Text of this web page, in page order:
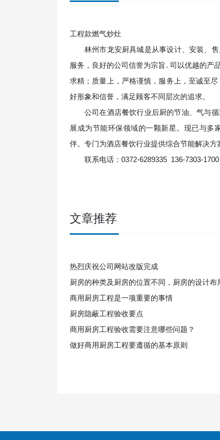
工程款燃气炒灶
林州市龙安厨具城是从事设计、安装、
服务，良好的公司信誉为宗旨. 司以优越的产
求精；质量上，严格谨慎，服务上，至诚至
好形象和信誉，满足顾客不同层次的追求。
公司在酒店餐饮行业后厨的节油、气与
展成为节能环保领域的一颗新星。现已与多
伴。专门为酒店餐饮行业提供综合节能解决方
联系电话：0372-6289335 136-7303-
文章推荐
热烈庆祝公司网站改版完成
厨房的种类及厨房的位置不同，厨房的设计布
商用厨房工程是一项重要的事情
厨房隐蔽工程验收要点
商用厨房工程验收需要注意哪些问题？
做好商用厨房工程要遵循的基本原则